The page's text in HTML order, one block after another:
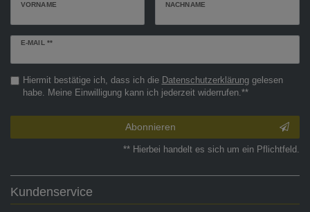
VORNAME NACHNAME
E-MAIL **
Newsletter
Hiermit bestätige ich, dass ich die Daten­schutz­erklärunggelesen
habe. Meine Einwilligung kann ich jederzeit widerrufen.**
Abonnieren
** Hierbei handelt es sich um ein Pflichtfeld.
Kundenservice